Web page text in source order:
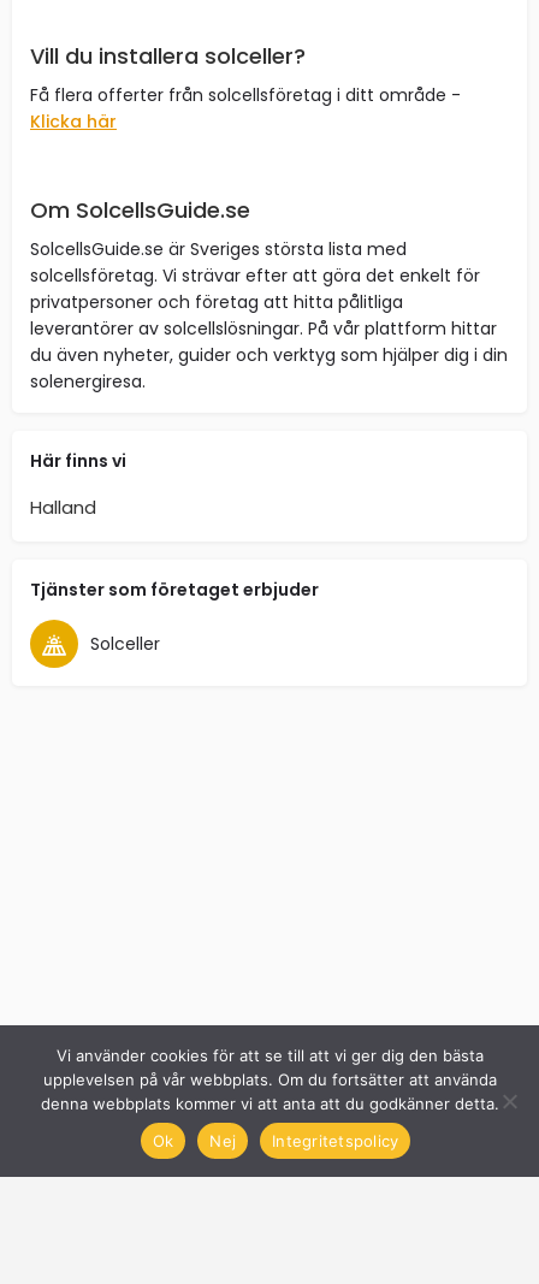
Vill du installera solceller?
Få flera offerter från solcellsföretag i ditt område -
Klicka här
Om SolcellsGuide.se
SolcellsGuide.se är Sveriges största lista med
solcellsföretag. Vi strävar efter att göra det enkelt för
privatpersoner och företag att hitta pålitliga
leverantörer av solcellslösningar. På vår plattform hittar
du även nyheter, guider och verktyg som hjälper dig i din
solenergiresa.
Här finns vi
Halland
Tjänster som företaget erbjuder
Solceller
Vi använder cookies för att se till att vi ger dig den bästa
upplevelsen på vår webbplats. Om du fortsätter att använda
denna webbplats kommer vi att anta att du godkänner detta.
Ok
Nej Integritetspolicy